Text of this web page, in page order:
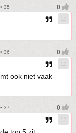
35
36
ook niet vaak
37